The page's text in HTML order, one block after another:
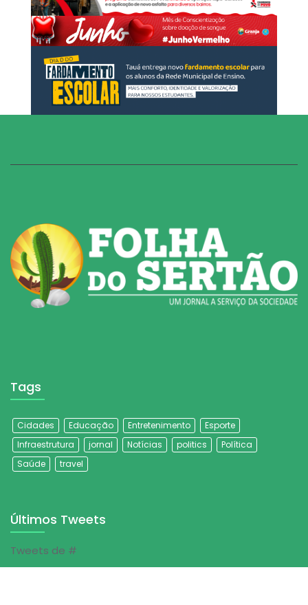
Tags
Cidades Educação Entretenimento
Esporte
Infraestrutura
jornal Notícias politics
Política
Saúde
travel
Últimos Tweets
Tweets de #